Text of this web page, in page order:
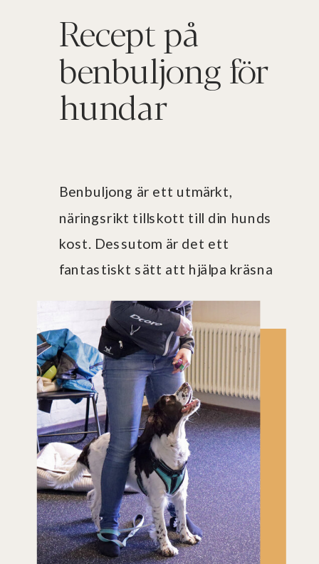
Benbuljong är ett utmärkt,
näringsrikt tillskott till din hunds
kost. Dessutom är det ett
fantastiskt sätt att hjälpa kräsna
ett supernyttigt och hälsosam
tillskott för din hund.
Recept på
benbuljong för
hundar